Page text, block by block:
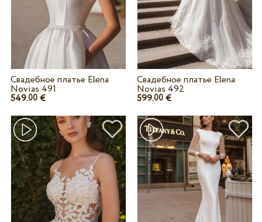
Свадебное платье Elena
Novias 491
549.00€
Свадебное платье Elena
Novias 492
599.00 €